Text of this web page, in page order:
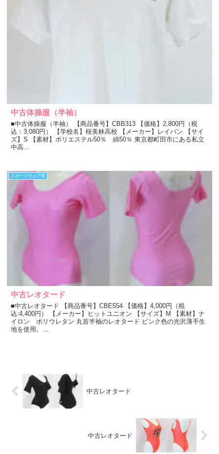
中古体操服（半袖）
■中古体操服（半袖） 【商品番号】CBB313 【価格】2,800円（税
込：3,080円） 【学校名】桜美林高校 【メーカー】レイバン 【サイ
ズ】S 【素材】ポリエステル50％ 綿50％ 東京都町田市にある私立
中高...
スポーツウェア類
中古レオタード
■中古レオタード 【商品番号】CBE554 【価格】4,000円（税
込:4,400円） 【メーカー】ヒットユニオン 【サイズ】M 【素材】ナ
イロン ポリウレタン 丸首半袖のレオタード ピンク色の光沢薄手生
地を使用。...
中古レオタード
中古レオタード